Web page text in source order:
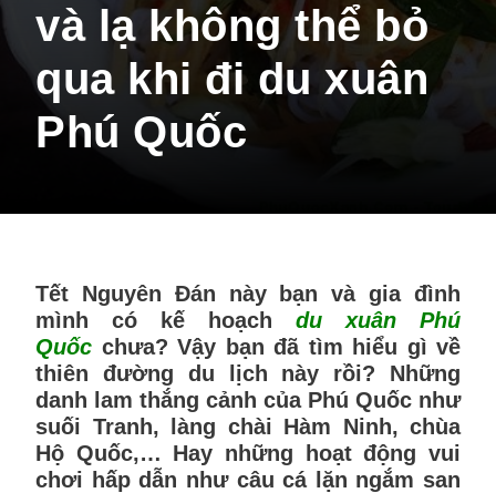
và lạ không thể bỏ
qua khi đi du xuân
Phú Quốc
Tết Nguyên Đán này bạn và gia đình
mình có kế hoạch du xuân Phú
Quốc chưa? Vậy bạn đã tìm hiểu gì về
thiên đường du lịch này rồi? Những
danh lam thắng cảnh của Phú Quốc như
suối Tranh, làng chài Hàm Ninh, chùa
Hộ Quốc,… Hay những hoạt động vui
chơi hấp dẫn như câu cá lặn ngắm san